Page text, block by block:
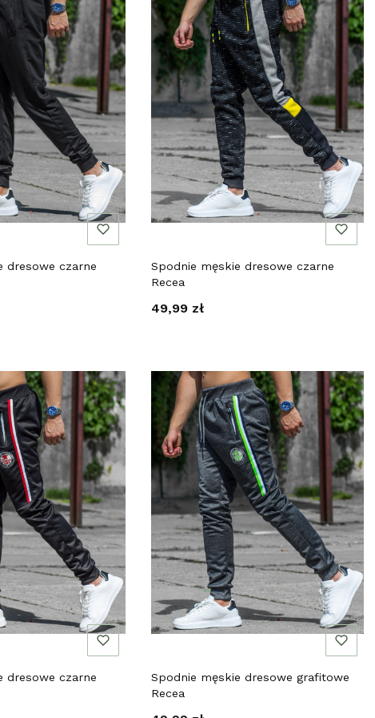
dresowe czarne
Spodnie męskie dresowe czarne
Recea
Cena
49,99 zł
dresowe czarne
Spodnie męskie dresowe grafitowe
Recea